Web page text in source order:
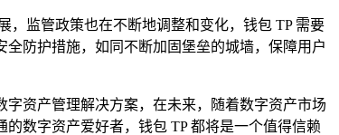
，监管政策也在不断地调整和变化，钱包 TP 需要
防护措施，如同不断加固堡垒的城墙，保障用户
资产管理解决方案，在未来，随着数字资产市场
数字资产爱好者，钱包 TP 都将是一个值得信赖